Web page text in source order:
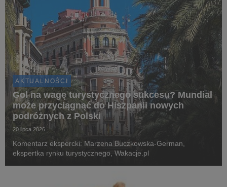
AKTUALNOŚCI
Gol na wagę turystycznego sukcesu? Mundial
może przyciągnąć do Hiszpanii nowych
podróżnych z Polski
20 lipca 2026
Komentarz ekspercki: Marzena Buczkowska-German,
ekspertka rynku turystycznego, Wakacje.pl